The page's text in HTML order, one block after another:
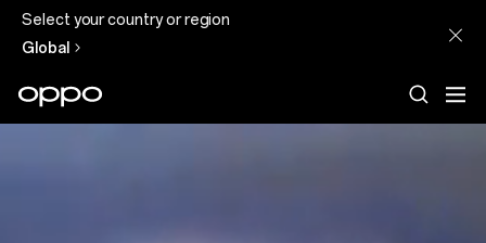
Select your country or region
Global